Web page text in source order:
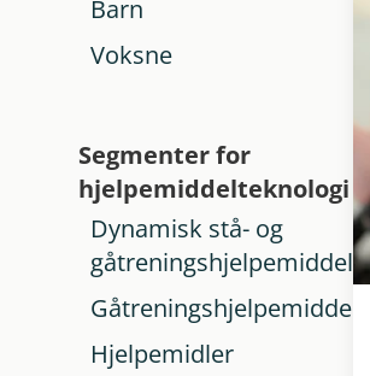
Barn
Voksne
Segmenter for
hjelpemiddelteknologi
Dynamisk stå- og
gåtreningshjelpemiddel
Gåtreningshjelpemiddel
Hjelpemidler